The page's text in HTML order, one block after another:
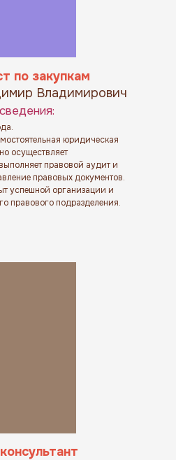
юридическая
осуществляет
правовой аудит и
правовых документов.
успешной организации и
правового подразделения.
по закупкам
Владимирович